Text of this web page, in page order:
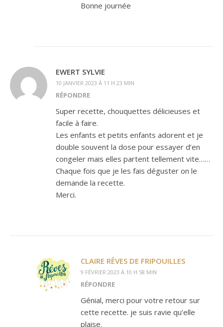
Bonne journée
EWERT SYLVIE
10 JANVIER 2023 À 11 H 23 MIN
RÉPONDRE
Super recette, chouquettes délicieuses et
facile à faire.
Les enfants et petits enfants adorent et je
double souvent la dose pour essayer d’en
congeler mais elles partent tellement vite……
Chaque fois que je les fais déguster on le
demande la recette.
Merci.
CLAIRE RÊVES DE FRIPOUILLES
9 FÉVRIER 2023 À 10 H 58 MIN
RÉPONDRE
Génial, merci pour votre retour sur
cette recette. je suis ravie qu’elle
plaise.